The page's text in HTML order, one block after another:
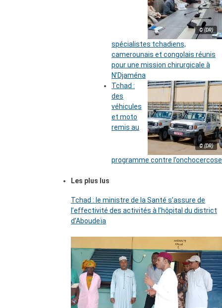
© (DR)
spécialistes tchadiens,
camerounais et congolais réunis
pour une mission chirurgicale à
N’Djaména
© (DR)
Tchad :
des
véhicules
et moto
remis au
programme contre l’onchocercose
Les plus lus
Tchad : le ministre de la Santé s’assure de
l’effectivité des activités à l’hôpital du district
d’Aboudeïa